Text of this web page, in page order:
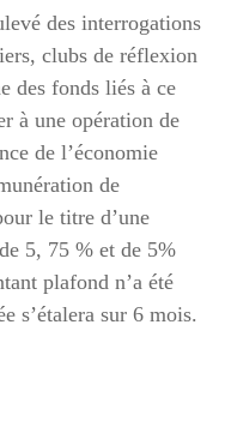
des interrogations
clubs de réflexion
des fonds liés à ce
à une opération de
de l’économie
de
le titre d’une
5, 75 % et de 5%
plafond n’a été
s’étalera sur 6 mois.